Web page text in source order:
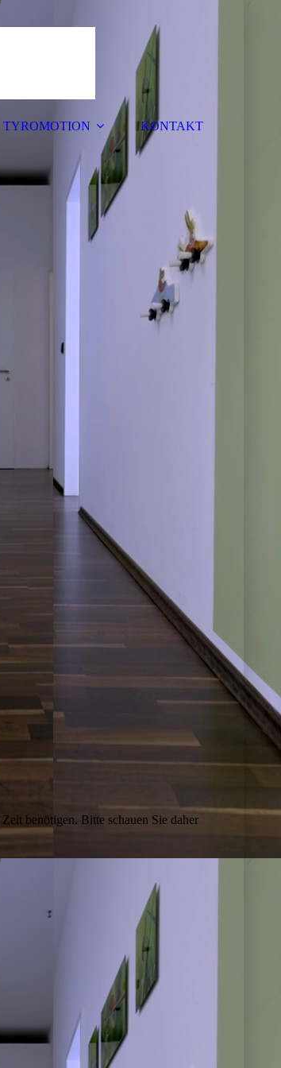
TYROMOTION KONTAKT
benötigen. Bitte schauen Sie daher